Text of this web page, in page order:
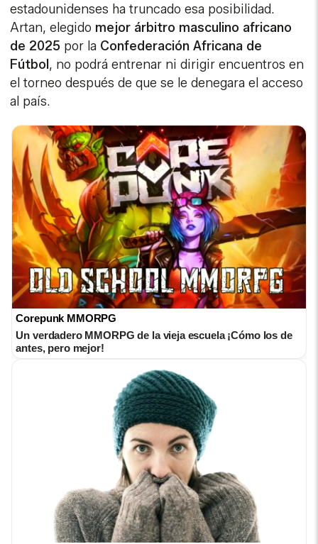
estadounidenses ha truncado esa posibilidad.
Artan, elegido mejor árbitro masculino africano
de 2025 por la Confederación Africana de
Fútbol, no podrá entrenar ni dirigir encuentros en
el torneo después de que se le denegara el acceso
al país.
Corepunk MMORPG
Un verdadero MMORPG de la vieja escuela ¡Cómo los de
antes, pero mejor!